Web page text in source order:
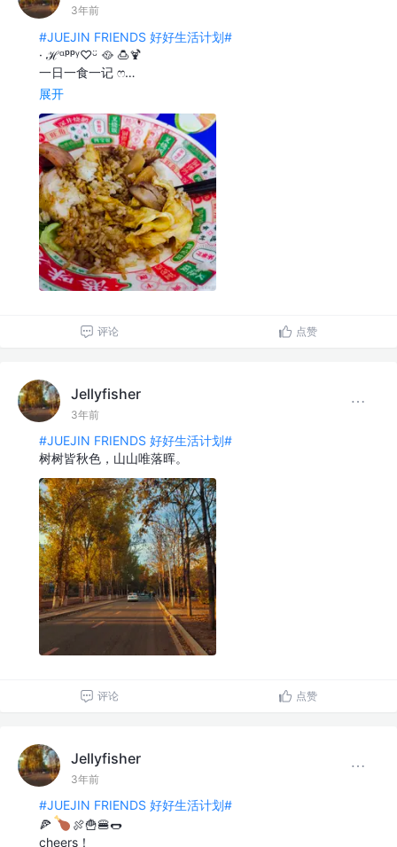
3年前
#JUEJIN FRIENDS 好好生活计划#
· ℋᵅᵖᵖᵞ♡ᵕ̈ 🥘 🍮🍹
一日一食一记 ෆ…
展开
评论 点赞
Jellyfisher
3年前
#JUEJIN FRIENDS 好好生活计划#
树树皆秋色，山山唯落晖。
评论 点赞
Jellyfisher
3年前
#JUEJIN FRIENDS 好好生活计划#
🍕
🍖🍟🍔🌭
cheers！